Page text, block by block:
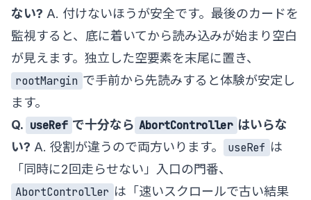
ない? A. 付けないほうが安全です。最後のカードを
監視すると、底に着いてから読み込みが始まり空白
が見えます。独立した空要素を末尾に置き、
rootMargin で手前から先読みすると体験が安定し
ます。
Q. useRef で十分なら AbortController はいらな
い? A. 役割が違うので両方いります。 useRef は
「同時に2回走らせない」入口の門番、
AbortController は「速いスクロールで古い結果